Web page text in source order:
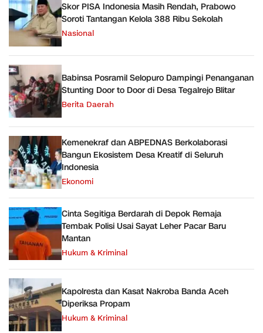
Skor PISA Indonesia Masih Rendah, Prabowo
Soroti Tantangan Kelola 388 Ribu Sekolah
Nasional
Babinsa Posramil Selopuro Dampingi Penanganan
Stunting Door to Door di Desa Tegalrejo Blitar
Berita Daerah
Kemenekraf dan ABPEDNAS Berkolaborasi
Bangun Ekosistem Desa Kreatif di Seluruh
Indonesia
Ekonomi
Cinta Segitiga Berdarah di Depok Remaja
Tembak Polisi Usai Sayat Leher Pacar Baru
Mantan
Hukum & Kriminal
Kapolresta dan Kasat Nakroba Banda Aceh
Diperiksa Propam
Hukum & Kriminal